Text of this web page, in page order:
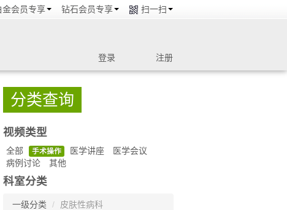
金会员专享 钻石会员专享 扫一扫
登录 注册
分类查询
视频类型
全部 手术操作 医学讲座
医学会议
病例讨论
其他
科室分类
一级分类 / 皮肤性病科